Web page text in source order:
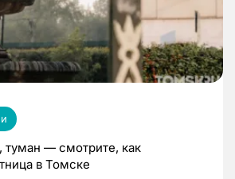
туман — смотрите, как
в Томске